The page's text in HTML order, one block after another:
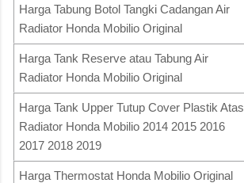
Harga Tabung Botol Tangki Cadangan Air
Radiator Honda Mobilio Original
Harga Tank Reserve atau Tabung Air
Radiator Honda Mobilio Original
Harga Tank Upper Tutup Cover Plastik Atas
Radiator Honda Mobilio 2014 2015 2016
2017 2018 2019
Harga Thermostat Honda Mobilio Original